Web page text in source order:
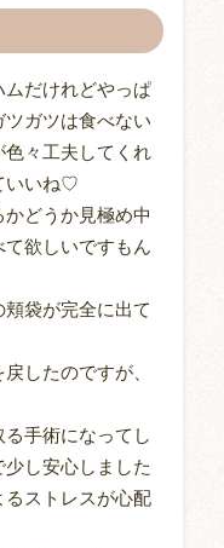
だけれどやっぱ
ツガツは食べない
々工夫してくれ
いいね♡
どうか見極め中
欲しいですもん
袋が完全に出て
したのですが、
手術になってし
し安心しました
ストレスが心配